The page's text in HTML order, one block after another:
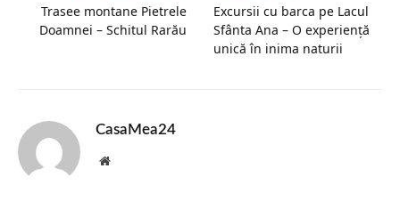
Trasee montane Pietrele
Doamnei – Schitul Rarău
Excursii cu barca pe Lacul
Sfânta Ana – O experiență
unică în inima naturii
CasaMea24
Website